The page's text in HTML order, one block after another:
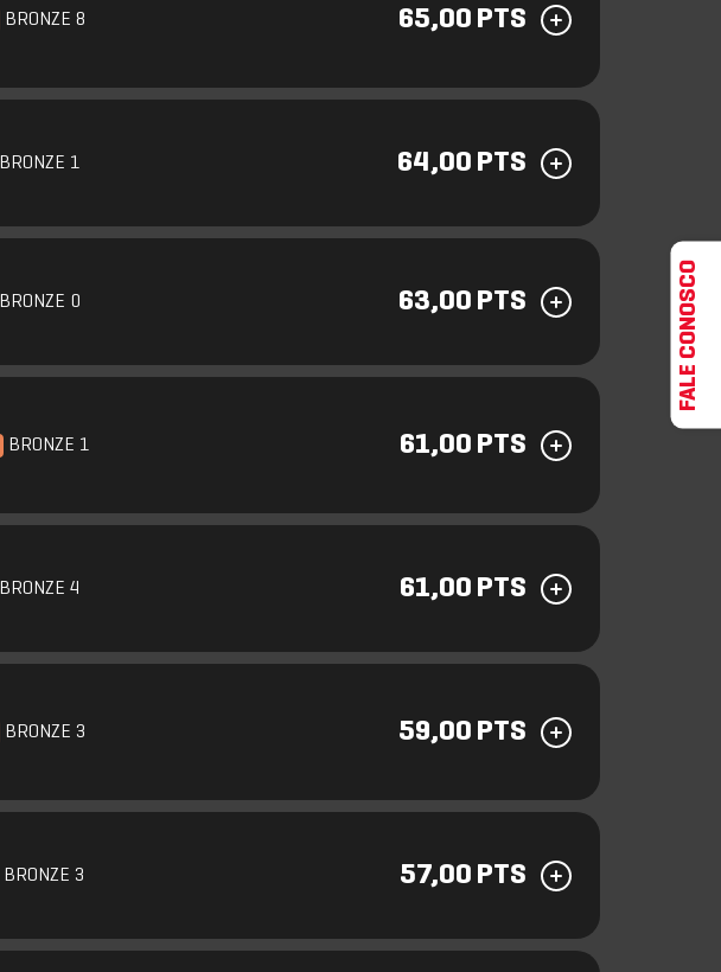
BRONZE 8 65,00 PTS
BRONZE 1 64,00 PTS
BRONZE 0 63,00 PTS
BRONZE 1 61,00 PTS
BRONZE 4 61,00 PTS
BRONZE 3 59,00 PTS
BRONZE 3 57,00 PTS
FALE CONOSCO